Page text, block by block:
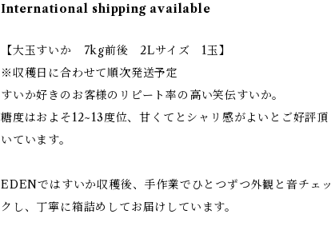
International shipping available
【大玉すいか 7kg前後 2Lサイズ 1玉】
※収穫日に合わせて順次発送予定
すいか好きのお客様のリピート率の高い笑伝すいか。
糖度はおよそ12~13度位、甘くてとシャリ感がよいとご好評頂
いています。
EDENではすいか収穫後、手作業でひとつずつ外観と音チェッ
クし、丁寧に箱詰めしてお届けしています。